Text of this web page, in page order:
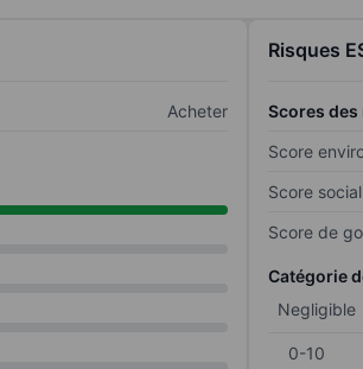
Acheter
Risques
Scores des
Score
Score social
Score de
Catégorie
Negligible
0-10